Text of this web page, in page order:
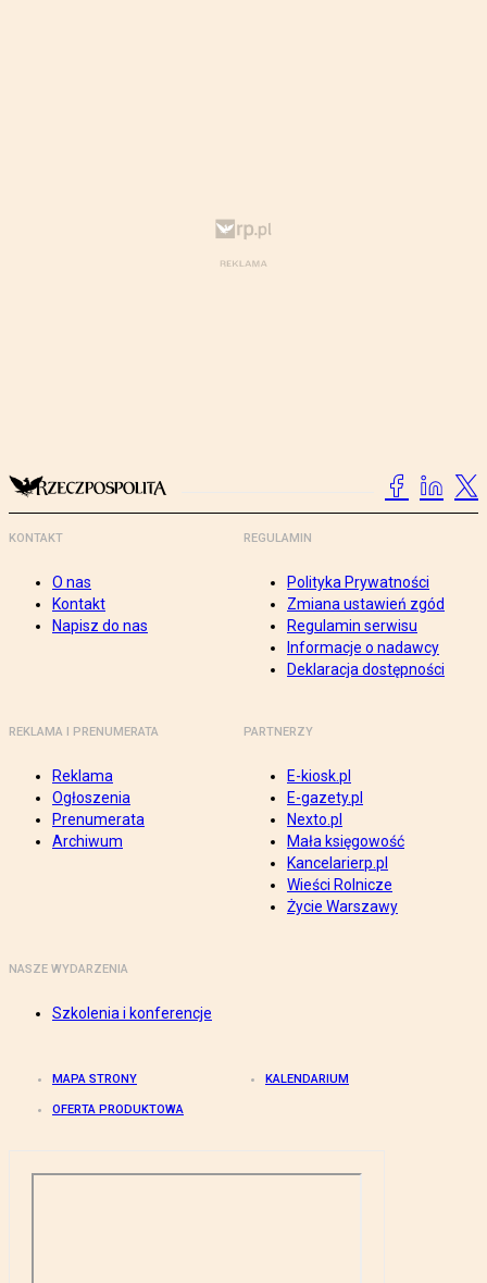
KONTAKT
O nas
Kontakt
Napisz do nas
REGULAMIN
Polityka Prywatności
Zmiana ustawień zgód
Regulamin serwisu
Informacje o nadawcy
Deklaracja dostępności
REKLAMA I PRENUMERATA
Reklama
Ogłoszenia
Prenumerata
Archiwum
PARTNERZY
E-kiosk.pl
E-gazety.pl
Nexto.pl
Mała księgowość
Kancelarierp.pl
Wieści Rolnicze
Życie Warszawy
NASZE WYDARZENIA
Szkolenia i konferencje
MAPA STRONY KALENDARIUM
OFERTA PRODUKTOWA